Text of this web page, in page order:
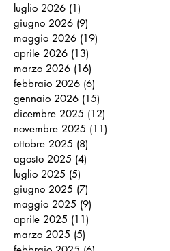
luglio 2026 (1)
giugno 2026 (9)
maggio 2026 (19)
aprile 2026 (13)
marzo 2026 (16)
febbraio 2026 (6)
gennaio 2026 (15)
dicembre 2025 (12)
novembre 2025 (11)
ottobre 2025 (8)
agosto 2025 (4)
luglio 2025 (5)
giugno 2025 (7)
maggio 2025 (9)
aprile 2025 (11)
marzo 2025 (5)